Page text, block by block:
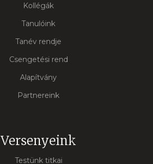
Kollégák
Tanulóink
Tanév rendje
Csengetési rend
Alapítvány
Partnereink
Versenyeink
Testünk titkai